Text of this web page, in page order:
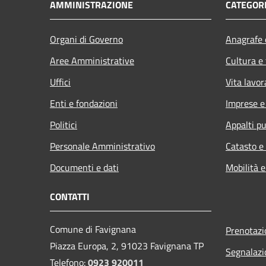
AMMINISTRAZIONE
Organi di Governo
Aree Amministrative
Uffici
Enti e fondazioni
Politici
Personale Amministrativo
Documenti e dati
Cultura
Vita
Imprese
Appalti
Catasto
Mobilità
CONTATTI
Comune di Favignana
Piazza Europa, 2, 91023 Favignana TP
Telefono:0923 920011